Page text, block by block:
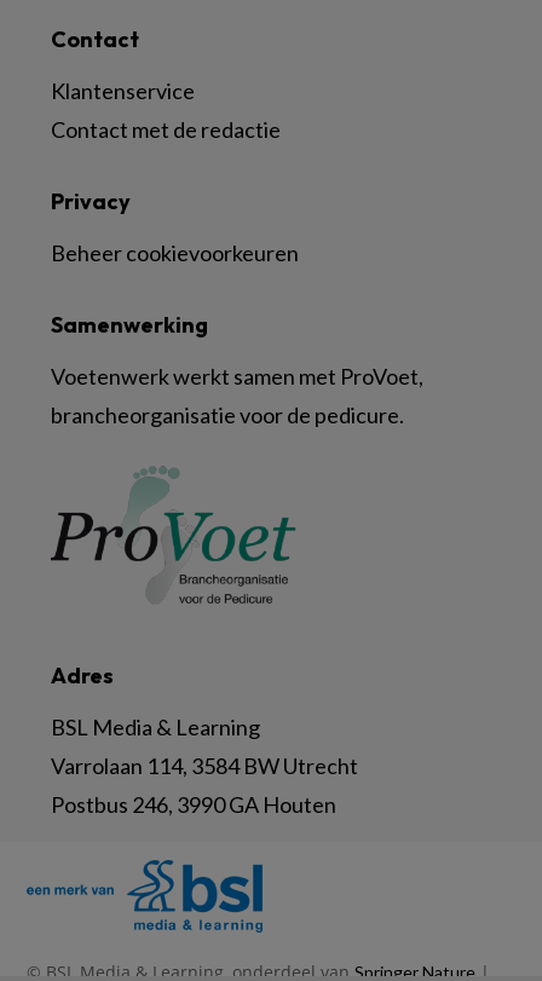
Contact
Klantenservice
Contact met de redactie
Adres
BSL Media & Learning
Varrolaan 114, 3584 BW Utrecht
Postbus 246, 3990 GA Houten
Samenwerking
Voetenwerk werkt samen met ProVoet,
brancheorganisatie voor de pedicure.
Privacy
Beheer cookievoorkeuren
© BSL Media & Learning, onderdeel van Springer Nature |